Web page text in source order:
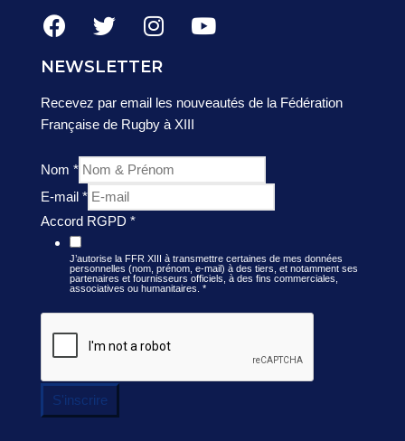
NEWSLETTER
Recevez par email les nouveautés de la Fédération
Française de Rugby à XIII
Nom *
E-mail *
Accord RGPD *
J’autorise la FFR XIII à transmettre certaines de mes données
personnelles (nom, prénom, e-mail) à des tiers, et notamment ses
partenaires et fournisseurs officiels, à des fins commerciales,
associatives ou humanitaires. *
S'inscrire